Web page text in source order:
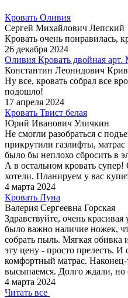
Кровать Оливия
Сергей Михайлович Лепский
Кровать очень понравилась,
26 декабря 2024
Оливия Кровать двойная арт.
Константин Леонидович
Ну все, кровать собрал все
подошло!
17 апреля 2024
Кровать Твист белая
Юрий Иванович Уличкин
Не смогли разобраться с
прикрутили газлифты,
было бы неплохо сбросить в
А в остальном кровать
хотели. Планируем у вас
4 марта 2024
Кровать Луна
Валерия Сергеевна Горская
Здравствуйте, очень
было важно наличие ножек,
собрать пыль. Мягкая обивка
эту цену - просто прелесть. И
комфортный матрас.
высыпаемся. Долго ждали, но
4 марта 2024
Читать все